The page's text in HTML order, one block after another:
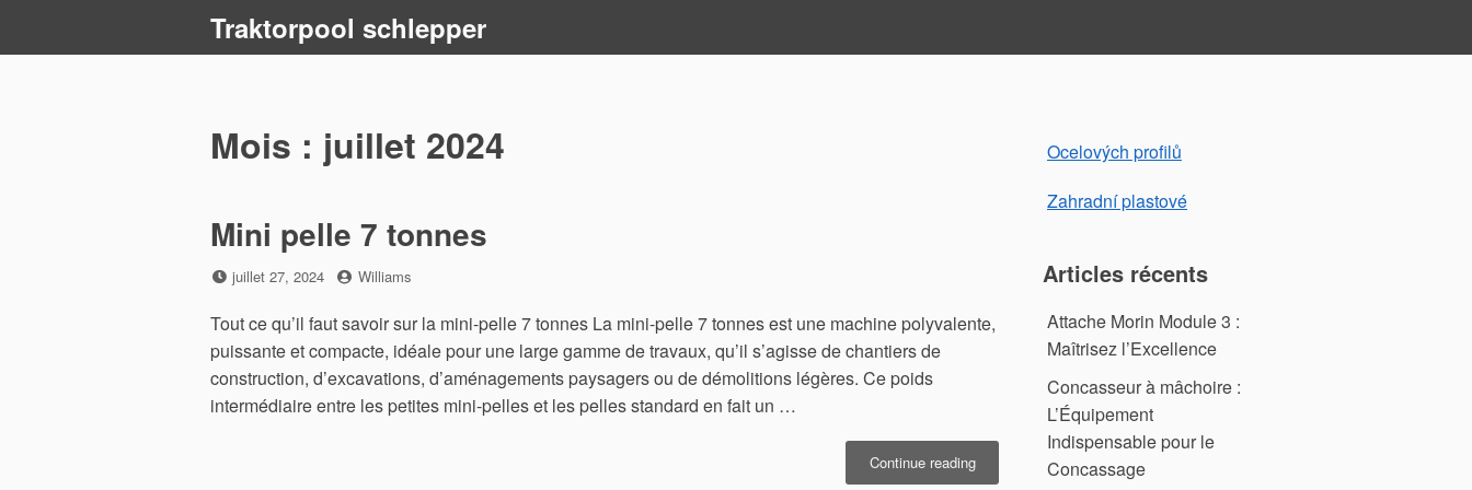
Traktorpool schlepper
Mois : juillet 2024
Mini pelle 7 tonnes
Posted
juillet 27, 2024 by
Williams
Tout ce qu’il faut savoir sur la mini-pelle 7 tonnes La mini-pelle 7 tonnes est une machine polyvalente,
puissante et compacte, idéale pour une large gamme de travaux, qu’il s’agisse de chantiers de
construction, d’excavations, d’aménagements paysagers ou de démolitions légères. Ce poids
intermédiaire entre les petites mini-pelles et les pelles standard en fait un …
Continue reading« Mini
pelle
Ocelových profilů
Zahradní plastové
Articles récents
Attache Morin Module 3 :
Maîtrisez l’Excellence
Concasseur à mâchoire :
L’Équipement
Indispensable pour le
Concassage